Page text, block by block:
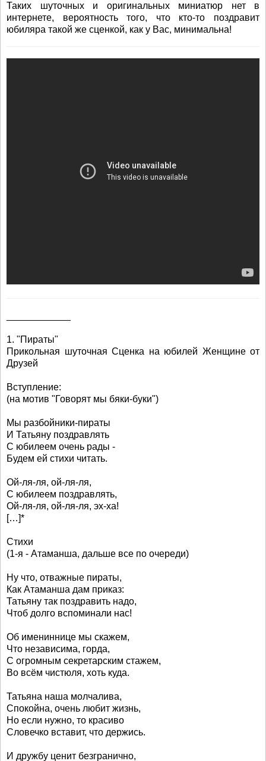
Таких шуточных и оригинальных миниатюр нет в
интернете, вероятность того, что кто-то поздравит
юбиляра такой же сценкой, как у Вас, минимальна!
1. "Пираты"
Прикольная шуточная Сценка на юбилей Женщине от
Друзей
Вступление:
(на мотив "Говорят мы бяки-буки")
Мы разбойники-пираты
И Татьяну поздравлять
С юбилеем очень рады -
Будем ей стихи читать.
Ой-ля-ля, ой-ля-ля,
С юбилеем поздравлять,
Ой-ля-ля, ой-ля-ля, эх-ха!
[…]*
Стихи
(1-я - Атаманша, дальше все по очереди)
Ну что, отважные пираты,
Как Атаманша дам приказ:
Татьяну так поздравить надо,
Чтоб долго вспоминали нас!
Об имениннице мы скажем,
Что независима, горда,
С огромным секретарским стажем,
Во всём чистюля, хоть куда.
Татьяна наша молчалива,
Спокойна, очень любит жизнь,
Но если нужно, то красиво
Словечко вставит, что держись.
И дружбу ценит безгранично,